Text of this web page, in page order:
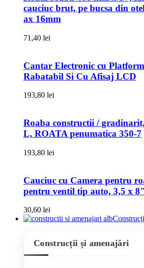
cauciuc brut, pe bucsa din
ax 16mm
71,40 lei
Cantar Electronic cu
Rabatabil Si Cu Afisaj LCD
193,80 lei
Roaba constructii /
L, ROATA penumatica 350-7
193,80 lei
Cauciuc cu Camera pentru
pentru ventil tip auto, 3,5 x 8″
30,60 lei
Construcții și amenajări